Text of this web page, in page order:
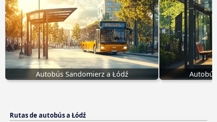
Autobús Sandomierz a Łódź
Rutas de autobús a Łódź